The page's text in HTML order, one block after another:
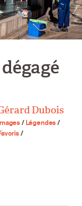
Dubois
/Légendes/
/